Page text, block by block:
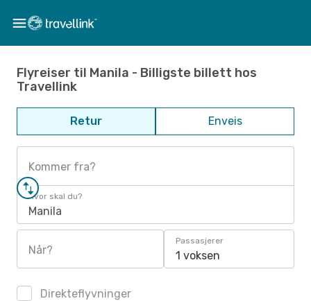
Flyreiser til Manila - Billigste billett hos
Travellink
Retur Enveis
Kommer fra?
Hvor skal du?
Manila
Når?
Passasjerer
1 voksen
Direkteflyvninger